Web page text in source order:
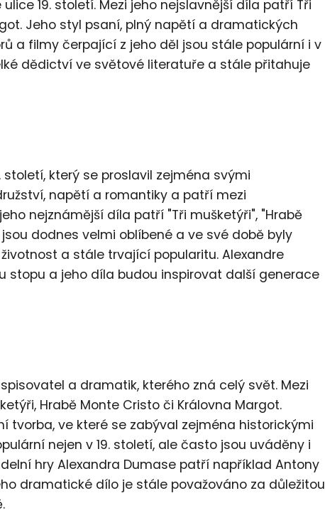
19. století. Mezi jeho nejslavnější díla patří Tři
Jeho styl psaní, plný napětí a dramatických
a filmy čerpající z jeho děl jsou stále populární i v
dědictví ve světové literatuře a stále přitahuje
který se proslavil zejména svými
napětí a romantiky a patří mezi
nejznámější díla patří "Tři mušketýři", "Hrabě
dodnes velmi oblíbené a ve své době byly
a stále trvající popularitu. Alexandre
stopu a jeho díla budou inspirovat další generace
a dramatik, kterého zná celý svět. Mezi
Hrabě Monte Cristo či Královna Margot.
tvorba, ve které se zabýval zejména historickými
nejen v 19. století, ale často jsou uváděny i
hry Alexandra Dumase patří například Antony
dramatické dílo je stále považováno za důležitou